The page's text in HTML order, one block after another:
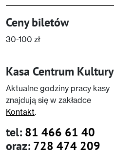
Ceny biletów
30-100 zł
Kasa Centrum Kultury
Aktualne godziny pracy kasy
znajdują się w zakładce
Kontakt.
tel: 81 466 61 40
oraz: 728 474 209